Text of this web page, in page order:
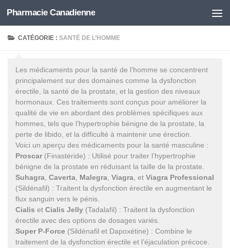
Skip to content
Pharmacie Canadienne
CATÉGORIE :SANTÉ DE L’HOMME
Les médicaments pour la santé de l’homme se concentrent
principalement sur des domaines comme la dysfonction
érectile, la santé de la prostate, et la gestion des niveaux
hormonaux. Ces traitements sont conçus pour améliorer la
qualité de vie en abordant des problèmes spécifiques aux
hommes, tels que l’hypertrophie bénigne de la prostate, la
perte de libido, et la difficulté à maintenir une érection.
Voici un aperçu des médicaments pour la santé masculine :
Proscar (Finastéride) : Utilisé pour traiter l’hypertrophie
bénigne de la prostate en réduisant la taille de la prostate.
Suhagra Caverta Malegra Viagra , et Viagra Professional
(Sildénafil) : Traitent la dysfonction érectile en augmentant le
flux sanguin vers le pénis.
Cialis et Cialis Jelly (Tadalafil) : Traitent la dysfonction
érectile avec des options de dosages variés.
Super P-Force (Sildénafil et Dapoxétine) : Combine le
traitement de la dysfonction érectile et l’éjaculation précoce.